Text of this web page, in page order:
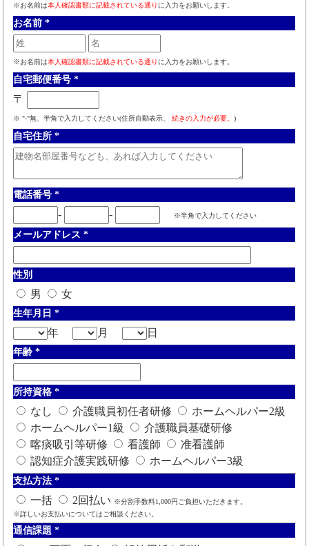
※お名前は本人確認書類に記載されている通り に入力をお願いします。
お名前 *
※お名前は本人確認書類に記載されている通り に入力をお願いします。
自宅郵便番号 *
〒
※ "-"無、半角で入力してください(住所自動表示、 続きの入力が必要。 )
自宅住所 *
電話番号 *
- - ※半角で入力してください
メールアドレス *
性別
男 女
生年月日 *
年 月 日
年齢 *
所持資格 *
なし 介護職員初任者研修
ホームヘルパー2級
ホームヘルパー1級
介護職員基礎研修
喀痰吸引等研修
看護師
准看護師
認知症介護実践研修
ホームヘルパー3級
支払方法 *
一括 2回払い ※分割手数料1,000円ご負担いただきます。
※詳しいお支払いについてはご相談ください。
通信課題 *